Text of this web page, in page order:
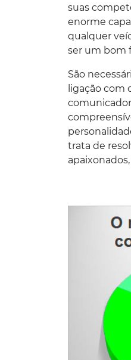
suas
enorme
qualquer
ser um bom
São
ligação com
trata de